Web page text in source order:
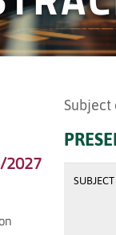
2027
Subject